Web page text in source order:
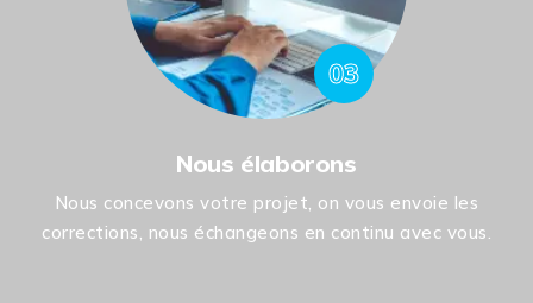
03
Nous élaborons
Nous concevons votre projet, on vous envoie les
corrections, nous échangeons en continu avec vous.